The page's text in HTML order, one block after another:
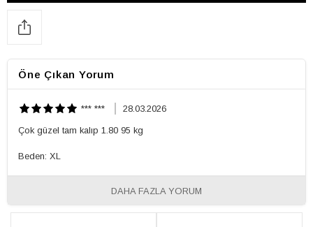
Öne Çıkan Yorum
*** *** 28.03.2026
Çok güzel tam kalıp 1.80 95 kg
Beden: XL
DAHA FAZLA YORUM